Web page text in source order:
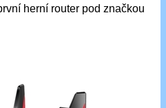
herní router pod značkou